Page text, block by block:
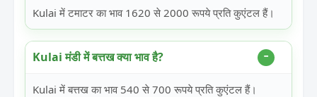
Kulai में टमाटर का भाव 1620 से 2000 रूपये प्रति कुएंटल हैं।
Kulai मंडी में बत्तख क्या भाव है?
Kulai में बत्तख का भाव 540 से 700 रूपये प्रति कुएंटल हैं।